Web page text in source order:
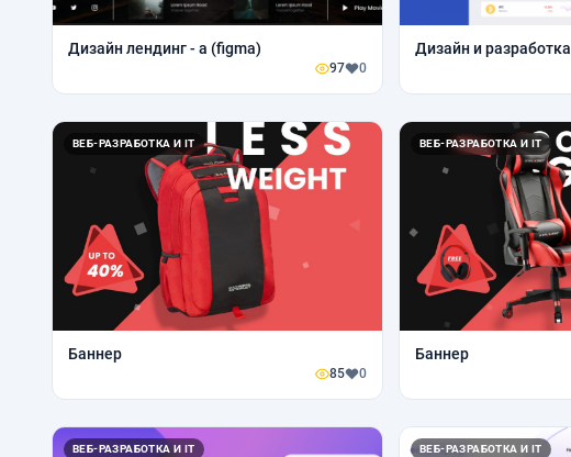
Дизайн лендинг - а (figma)
97 0
Дизайн и разработка
ВЕБ-РАЗРАБОТКА И IT
Баннер
85 0
ВЕБ-РАЗРАБОТКА И IT
Баннер
ВЕБ-РАЗРАБОТКА И IT ВЕБ-РАЗРАБОТКА И IT